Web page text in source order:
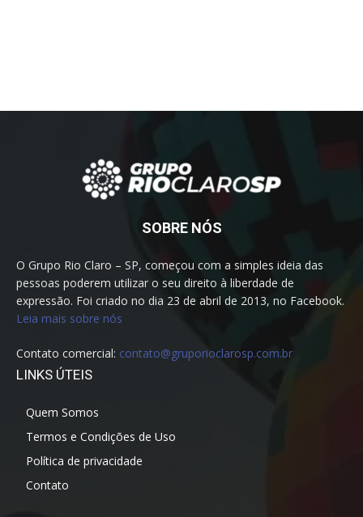
SOBRE NÓS
O Grupo Rio Claro – SP, começou com a simples ideia das
pessoas poderem utilizar o seu direito à liberdade de
expressão. Foi criado no dia 23 de abril de 2013, no Facebook.
Leia mais sobre nós
Contato comercial: contato@gruporioclarosp.com.br
LINKS ÚTEIS
Quem Somos
Termos e Condições de Uso
Política de privacidade
Contato